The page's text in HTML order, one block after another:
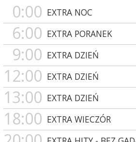
0:00 EXTRA NOC
6:00 EXTRA PORANEK
9:00 EXTRA DZIEŃ
12:00 EXTRA DZIEŃ
13:00 EXTRA DZIEŃ
18:00 EXTRA WIECZÓR